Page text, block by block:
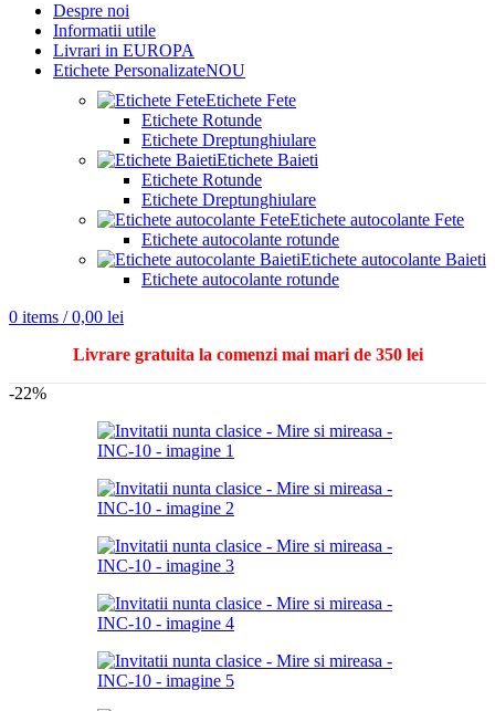
Despre noi
Informatii utile
Livrari in EUROPA
Etichete PersonalizateNOU
Etichete Fete
Etichete Rotunde
Etichete Dreptunghiulare
Etichete Baieti
Etichete Rotunde
Etichete Dreptunghiulare
Etichete autocolante Fete
Etichete autocolante rotunde
Etichete autocolante Baieti
Etichete autocolante rotunde
0 items / 0,00 lei
Livrare gratuita la comenzi mai mari de 350 lei
-22%